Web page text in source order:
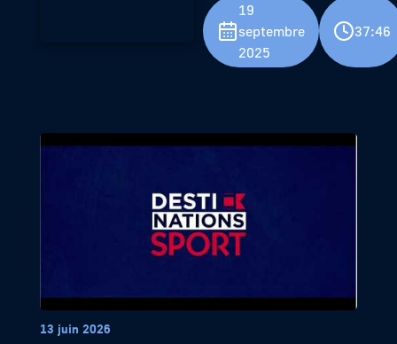
19
septembre
2025
37:46
13 juin 2026